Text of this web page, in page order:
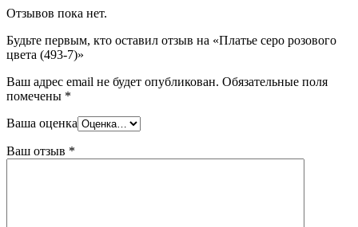
Отзывов пока нет.
Будьте первым, кто оставил отзыв на «Платье серо розового
цвета (493-7)»
Ваш адрес email не будет опубликован. Обязательные поля
помечены *
Ваша оценка
Ваш отзыв *